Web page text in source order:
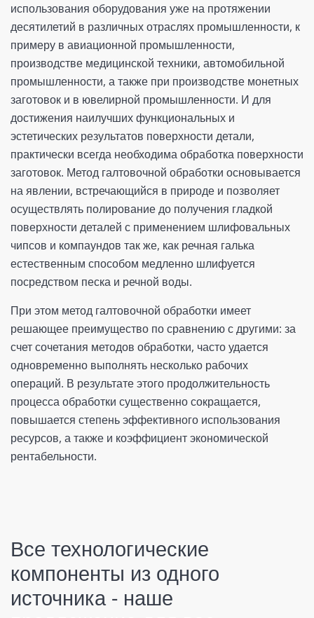
использования оборудования уже на протяжении
десятилетий в различных отраслях промышленности, к
примеру в авиационной промышленности,
производстве медицинской техники, автомобильной
промышленности, а также при производстве монетных
заготовок и в ювелирной промышленности. И для
достижения наилучших функциональных и
эстетических результатов поверхности детали,
практически всегда необходима обработка поверхности
заготовок. Метод галтовочной обработки основывается
на явлении, встречающийся в природе и позволяет
осуществлять полирование до получения гладкой
поверхности деталей с применением шлифовальных
чипсов и компаундов так же, как речная галька
естественным способом медленно шлифуется
посредством песка и речной воды.
При этом метод галтовочной обработки имеет
решающее преимущество по сравнению с другими: за
счет сочетания методов обработки, часто удается
одновременно выполнять несколько рабочих
операций. В результате этого продолжительность
процесса обработки существенно сокращается,
повышается степень эффективного использования
ресурсов, а также и коэффициент экономической
рентабельности.
Все технологические
компоненты из одного
источника - наше